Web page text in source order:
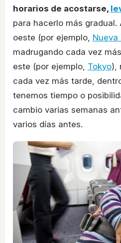
horarios de acostarse,
para hacerlo más gradual.
oeste (por ejemplo, Nueva
madrugando cada vez
este (por ejemplo, Tokyo),
cada vez más tarde,
tenemos tiempo o
cambio varias semanas
varios días antes.